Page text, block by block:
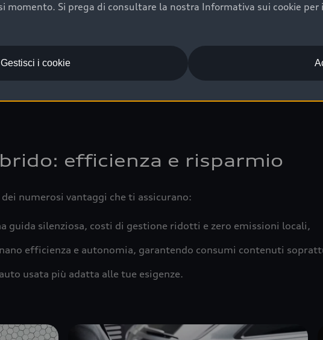
una buona conservazione evidenzia cura e attenzione del
e componenti principali in ottimo stato garantiscono
ufficiale Audi che offre l’usato garantito tramite Audi
e coperto da garanzia fino a 4 anni per una maggiore
efficienza e risparmio
numerosi vantaggi che ti assicurano:
guida silenziosa, costi di gestione ridotti e zero emissioni locali,
efficienza e autonomia, garantendo consumi contenuti
usata più adatta alle tue esigenze.
momento. Si prega di consultare la nostra Informativa sui cookie per
Gestisci i cookie